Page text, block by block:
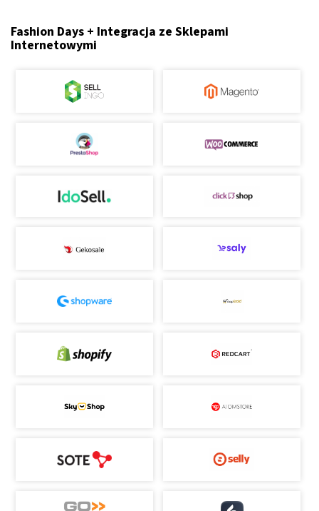
Fashion Days + Integracja ze Sklepami
Internetowymi